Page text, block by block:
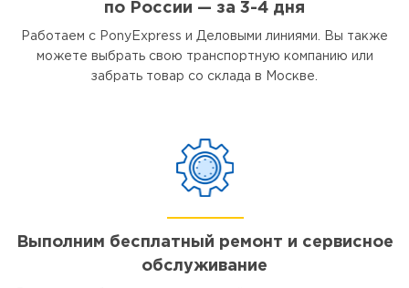
по России — за 3-4 дня
Работаем с PonyExpress и Деловыми линиями. Вы также
можете выбрать свою транспортную компанию или
забрать товар со склада в Москве.
Выполним бесплатный ремонт и сервисное
обслуживание